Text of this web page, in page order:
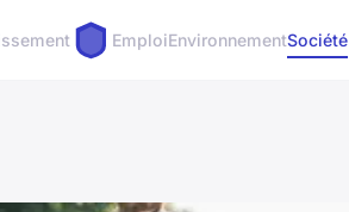
EmploiEnvironnementSociété